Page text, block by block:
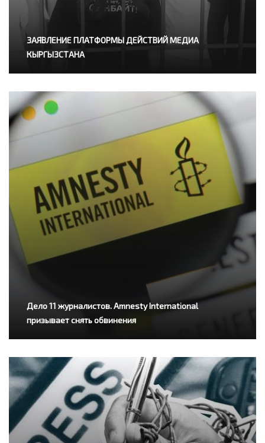
ЗАЯВЛЕНИЕ ПЛАТФОРМЫ ДЕЙСТВИЙ МЕДИА
КЫРГЫЗСТАНА
Дело 11 журналистов. Amnesty International
призывает снять обвинения